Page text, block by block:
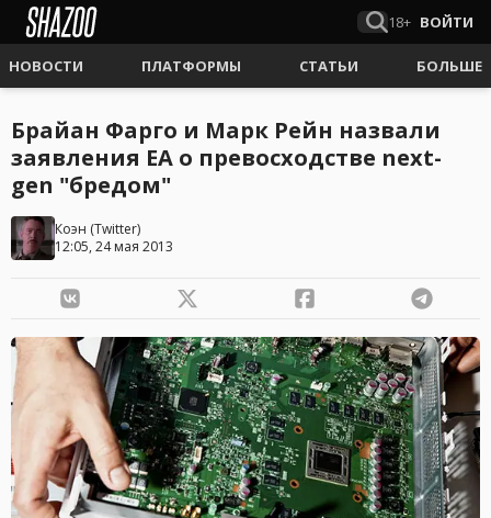
18+ ВОЙТИ
НОВОСТИ ПЛАТФОРМЫ СТАТЬИ БОЛЬШЕ
Брайан Фарго и Марк Рейн назвали
заявления EA о превосходстве next-
gen "бредом"
Коэн (Twitter)
12:05, 24 мая 2013